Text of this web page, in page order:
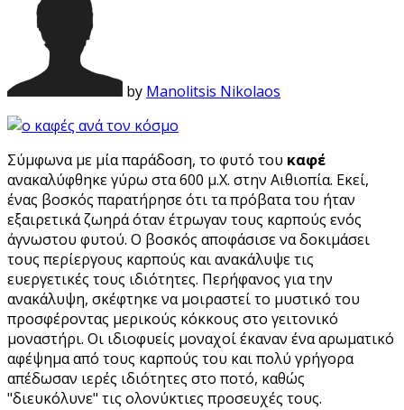
by Manolitsis Nikolaos
Σύμφωνα με μία παράδοση, το φυτό του καφέ
ανακαλύφθηκε γύρω στα 600 μ.Χ. στην Αιθιοπία. Εκεί,
ένας βοσκός παρατήρησε ότι τα πρόβατα του ήταν
εξαιρετικά ζωηρά όταν έτρωγαν τους καρπούς ενός
άγνωστου φυτού. Ο βοσκός αποφάσισε να δοκιμάσει
τους περίεργους καρπούς και ανακάλυψε τις
ευεργετικές τους ιδιότητες. Περήφανος για την
ανακάλυψη, σκέφτηκε να μοιραστεί το μυστικό του
προσφέροντας μερικούς κόκκους στο γειτονικό
μοναστήρι. Οι ιδιοφυείς μοναχοί έκαναν ένα αρωματικό
αφέψημα από τους καρπούς του και πολύ γρήγορα
απέδωσαν ιερές ιδιότητες στο ποτό, καθώς
"διευκόλυνε" τις ολονύκτιες προσευχές τους.